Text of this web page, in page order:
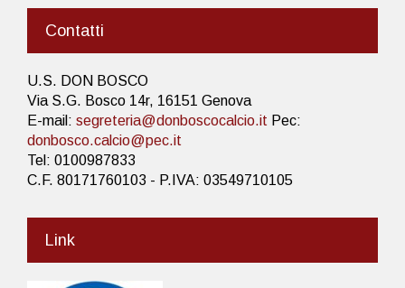
Contatti
U.S. DON BOSCO
Via S.G. Bosco 14r, 16151 Genova
E-mail: segreteria@donboscocalcio.it Pec:
donbosco.calcio@pec.it
Tel: 0100987833
C.F. 80171760103 - P.IVA: 03549710105
Link